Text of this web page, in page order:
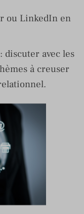
ou LinkedIn en
discuter avec les
à creuser